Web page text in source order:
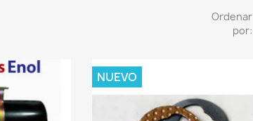
Ordenar
por:
NUEVO